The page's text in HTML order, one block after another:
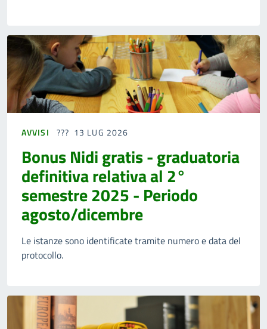
AVVISI 13 LUG 2026
Bonus Nidi gratis - graduatoria
definitiva relativa al 2°
semestre 2025 - Periodo
agosto/dicembre
Le istanze sono identificate tramite numero e data del
protocollo.